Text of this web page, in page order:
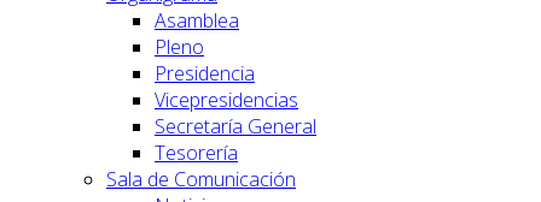
Asamblea
Pleno
Presidencia
Vicepresidencias
Secretaría General
Tesorería
Sala de Comunicación